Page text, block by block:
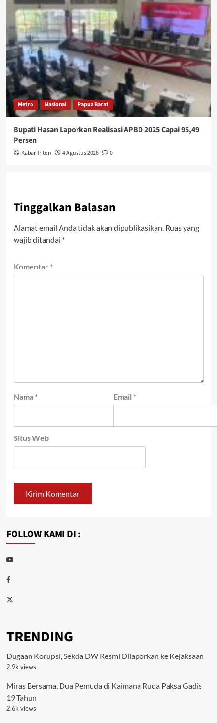
Metro Nasional Papua Barat
Bupati Hasan Laporkan Realisasi APBD 2025 Capai 95,49
Persen
Kabar Triton 4 Agustus 2026 0
Tinggalkan Balasan
Alamat email Anda tidak akan dipublikasikan. Ruas yang
wajib ditandai *
Komentar *
Nama * Email *
Situs Web
FOLLOW KAMI DI :
Youtube
Facebook
Twitter
TRENDING
Dugaan Korupsi, Sekda DW Resmi Dilaporkan ke Kejaksaan
2.9k views
Miras Bersama, Dua Pemuda di Kaimana Ruda Paksa Gadis
19 Tahun
2.6k views